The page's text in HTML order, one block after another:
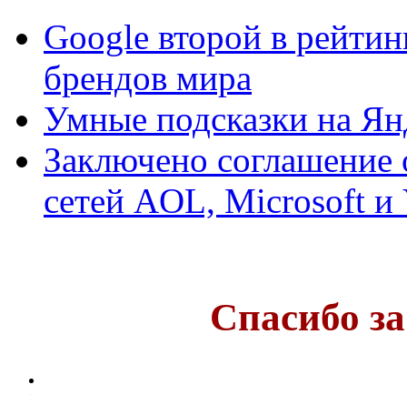
Google второй в
брендов мира
Умные подсказки на
Заключено
сетей AOL, Microsoft и
Спасибо